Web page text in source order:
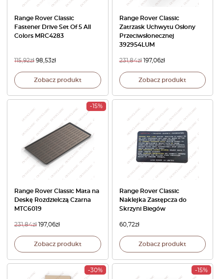
Range Rover Classic
Fastener Drive Set Of 5 All
Colors MRC4283
115,92zł 98,53zł
Zobacz produkt
Range Rover Classic
Zatrzask Uchwytu Osłony
Przeciwsłonecznej
392954LUM
231,84zł 197,06zł
Zobacz produkt
-15%
Range Rover Classic Mata na
Deskę Rozdzielczą Czarna
MTC6019
231,84zł 197,06zł
Zobacz produkt
Range Rover Classic
Naklejka Zastępcza do
Skrzyni Biegów
60,72zł
Zobacz produkt
-30% -15%